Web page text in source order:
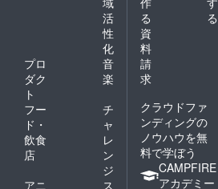
活
性
化
プロ
ダク
ト
音
楽
フー
ド・
飲食
店
チ
ャ
レ
ン
ジ
アニ
ス
る
る
資
料
請
求
クラウドファ
ンディングの
ノウハウを無
料で学ぼう
CAMPFIRE
アカデミー